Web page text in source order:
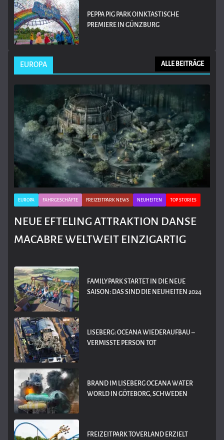
PEPPA PIG PARK OINKTASTISCHE
PREMIERE IN GÜNZBURG
EUROPA ALLE BEITRÄGE
EUROPA FAHRGESCHÄFTE FREIZEITPARK NEWS NEUHEITEN TOP STORIES
NEUE EFTELING ATTRAKTION DANSE
MACABRE WELTWEIT EINZIGARTIG
FAMILYPARK STARTET IN DIE NEUE
SAISON: DAS SIND DIE NEUHEITEN 2024
LISEBERG: OCEANA WIEDERAUFBAU –
VERMISSTE PERSON TOT
BRAND IM LISEBERG OCEANA WATER
WORLD IN GÖTEBORG, SCHWEDEN
FREIZEITPARK TOVERLAND ERZIELT